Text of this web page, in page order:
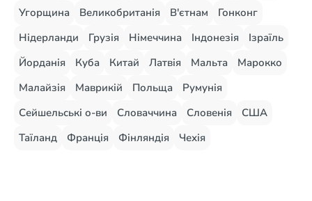
Угорщина
Великобританія В'єтнам
Гонконг
Нідерланди
Грузія Німеччина Індонезія
Ізраїль
Йорданія
Куба Китай Латвія Мальта
Марокко
Малайзія
Маврикій Польща
Румунія
Сейшельські о-ви
Словаччина Словенія
США
Таїланд
Франція Фінляндія Чехія